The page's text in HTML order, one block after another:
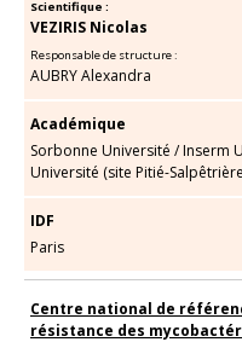
Scientifique :
VEZIRIS Nicolas
Responsable de structure :
AUBRY Alexandra
Académique
Sorbonne Université /Inserm
Université (site Pitié-
IDF
Paris
Centre national de
résistance des